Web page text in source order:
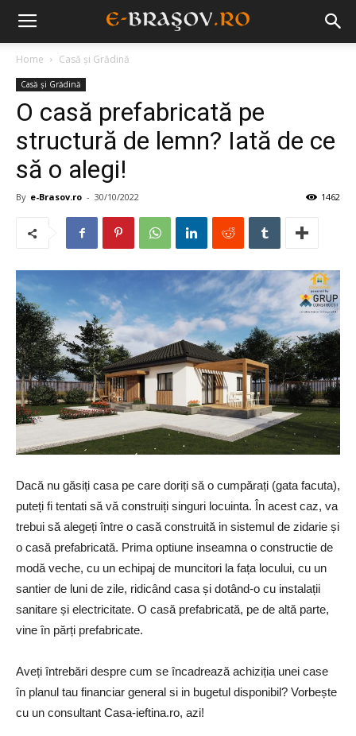
Home Casă și Grădină
Casă și Grădină
O casă prefabricată pe
structură de lemn? Iată de ce
să o alegi!
By e-Brasov.ro - 30/10/2022 1462
Dacă nu găsiți casa pe care doriți să o cumpărați (gata facuta),
puteți fi tentati să vă construiți singuri locuinta. În acest caz, va
trebui să alegeți între o casă construită in sistemul de zidarie și
o casă prefabricată. Prima optiune inseamna o constructie de
modă veche, cu un echipaj de muncitori la fața locului, cu un
santier de luni de zile, ridicând casa și dotând-o cu instalații
sanitare și electricitate. O casă prefabricată, pe de altă parte,
vine în părți prefabricate.
Aveți întrebări despre cum se încadrează achiziția unei case
în planul tau financiar general si in bugetul disponibil? Vorbește
cu un consultant Casa-ieftina.ro, azi!